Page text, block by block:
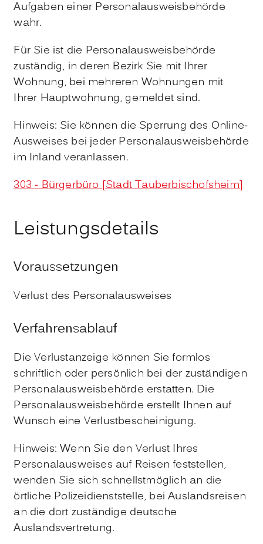
Aufgaben einer Personalausweisbehörde
wahr.
Für Sie ist die Personalausweisbehörde
zuständig, in deren Bezirk Sie mit Ihrer
Wohnung, bei mehreren Wohnungen mit
Ihrer Hauptwohnung, gemeldet sind.
Hinweis: Sie können die Sperrung des Online-
Ausweises bei jeder Personalausweisbehörde
im Inland veranlassen.
303 - Bürgerbüro [Stadt Tauberbischofsheim]
Leistungsdetails
Voraussetzungen
Verlust des Personalausweises
Verfahrensablauf
Die Verlustanzeige können Sie formlos
schriftlich oder persönlich bei der zuständigen
Personalausweisbehörde erstatten. Die
Personalausweisbehörde erstellt Ihnen auf
Wunsch eine Verlustbescheinigung.
Hinweis: Wenn Sie den Verlust Ihres
Personalausweises auf Reisen feststellen,
wenden Sie sich schnellstmöglich an die
örtliche Polizeidienststelle, bei Auslandsreisen
an die dort zuständige deutsche
Auslandsvertretung.